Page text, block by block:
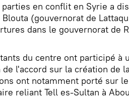
en conflit en Syrie a
(gouvernorat de
dans le gouvernorat de
du centre ont participé à
l'accord sur la création de
ont notamment porté sur le
reliant Tell es-Sultan à Abou